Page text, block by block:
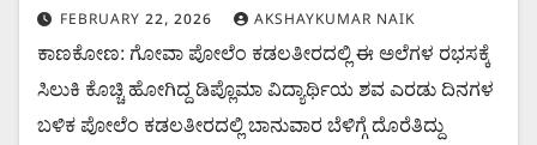
FEBRUARY 22, 2026 AKSHAYKUMAR NAIK
ಕಾಣಕೋಣ: ಗೋವಾ ಪೋಲೆಂ ಕಡಲತೀರದಲ್ಲಿ ಈ ಅಲೆಗಳ ರಭಸಕ್ಕೆ
ಸಿಲುಕಿ ಕೊಚ್ಚಿ ಹೋಗಿದ್ದ ಡಿಪ್ಲೊಮಾ ವಿದ್ಯಾರ್ಥಿಯ ಶವ ಎರಡು ದಿನಗಳ
ಬಳಿಕ ಪೋಲೆಂ ಕಡಲತೀರದಲ್ಲಿ ಬಾನುವಾರ ಬೆಳಿಗ್ಗೆ ದೊರೆತಿದ್ದು